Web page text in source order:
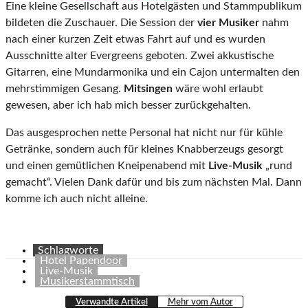
Eine kleine Gesellschaft aus Hotelgästen und Stammpublikum
bildeten die Zuschauer. Die Session der vier Musiker nahm
nach einer kurzen Zeit etwas Fahrt auf und es wurden
Ausschnitte alter Evergreens geboten. Zwei akkustische
Gitarren, eine Mundarmonika und ein Cajon untermalten den
mehrstimmigen Gesang. Mitsingen wäre wohl erlaubt
gewesen, aber ich hab mich besser zurückgehalten.
Das ausgesprochen nette Personal hat nicht nur für kühle
Getränke, sondern auch für kleines Knabberzeugs gesorgt
und einen gemütlichen Kneipenabend mit Live-Musik „rund
gemacht“. Vielen Dank dafür und bis zum nächsten Mal. Dann
komme ich auch nicht alleine.
Schlagworte
Hotel Papendoor
Live-Musik
Musikerstammtisch
Verwandte Artikel Mehr vom Autor